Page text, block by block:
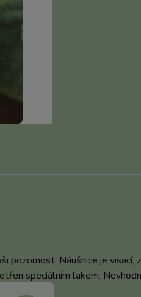
pozornost. Náušnice je visací,
speciálním lakem.